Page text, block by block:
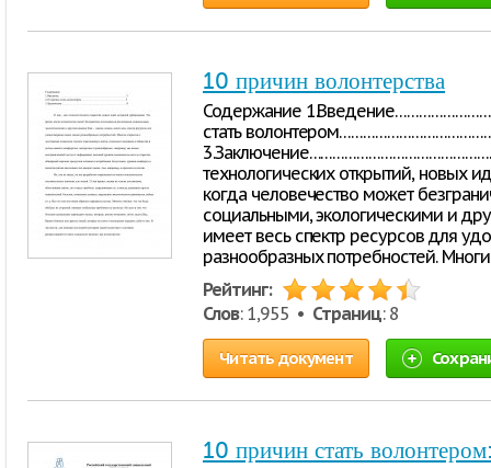
10 причин волонтерства
Содержание
стать
технологических открытий, новых
когда человечество может
социальными, экологическими и
имеет весь спектр ресурсов для
разнообразных потребностей.
Рейтинг:
Слов: 1,955 • Страниц: 8
Читать документ
10 причин стать